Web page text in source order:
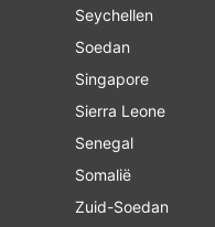
Seychellen
Soedan
Singapore
Sierra Leone
Senegal
Somalië
Zuid-Soedan